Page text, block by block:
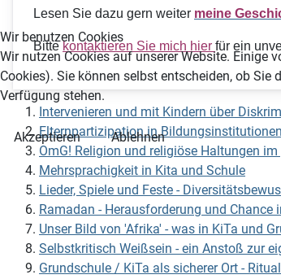
Lesen Sie dazu gern weiter meine
Bittekontaktieren Sie mich hier für ein
Intervenieren und mit Kindern über
Elternpartizipation in Bildungsinstitutionen
OmG! Religion und religiöse Haltungen
Mehrsprachigkeit in Kita und Schule
Lieder, Spiele und Feste -
Ramadan - Herausforderung und Chance
Unser Bild von 'Afrika' - was in KiTa und
Selbstkritisch Weißsein - ein Anstoß zur
Grundschule / KiTa als sicherer Ort -
Wir benutzen Cookies
Wir nutzen Cookies auf unserer Website. Einige
Cookies). Sie können selbst entscheiden, ob
Verfügung stehen.
Akzeptieren
Ablehnen